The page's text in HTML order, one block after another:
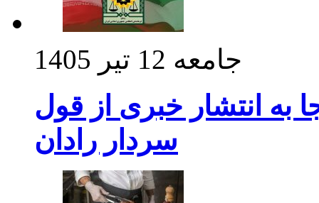
جامعه 12 تیر 1405
به انتشار خبری از قول
سردار رادان